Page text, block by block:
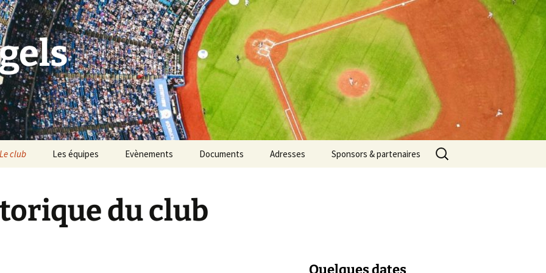
Le club
Palmarès du club
Les équipes Evènements
Namur Angels & les
Points Verts
Documents Adresses Sponsors & partenaires
Rechercher :
du club
Quelques dates